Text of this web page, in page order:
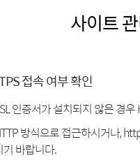
사이트
접속 여부 확인
인증서가 설치되지 않은 경
방식으로 접근하시거나,
기 바랍니다.